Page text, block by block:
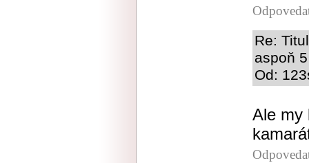
Re:
aspoň
Od:
Ale my